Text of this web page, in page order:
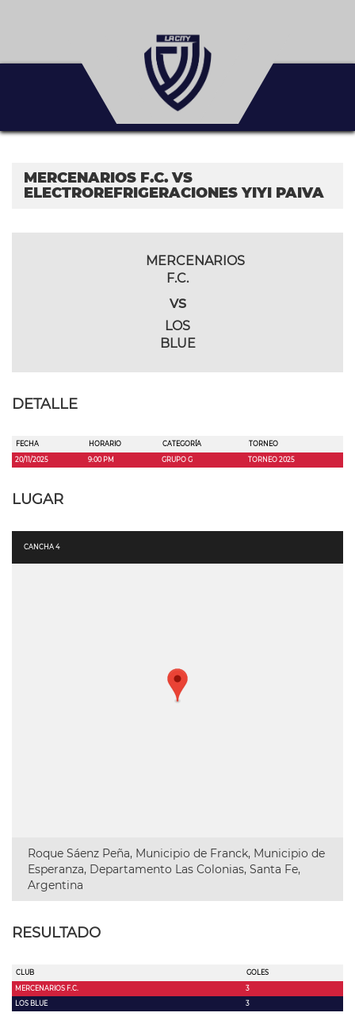
MERCENARIOS F.C. VS
ELECTROREFRIGERACIONES YIYI PAIVA
MERCENARIOS
F.C.
vs
LOS
BLUE
DETALLE
FECHA HORARIO CATEGORÍA
TORNEO
20/11/2025
9:00 PM GRUPO G TORNEO 2025
LUGAR
CANCHA 4
Roque Sáenz Peña, Municipio de Franck, Municipio de
Esperanza, Departamento Las Colonias, Santa Fe,
Argentina
RESULTADO
CLUB
GOLES
MERCENARIOS F.C.
3
LOS BLUE
3